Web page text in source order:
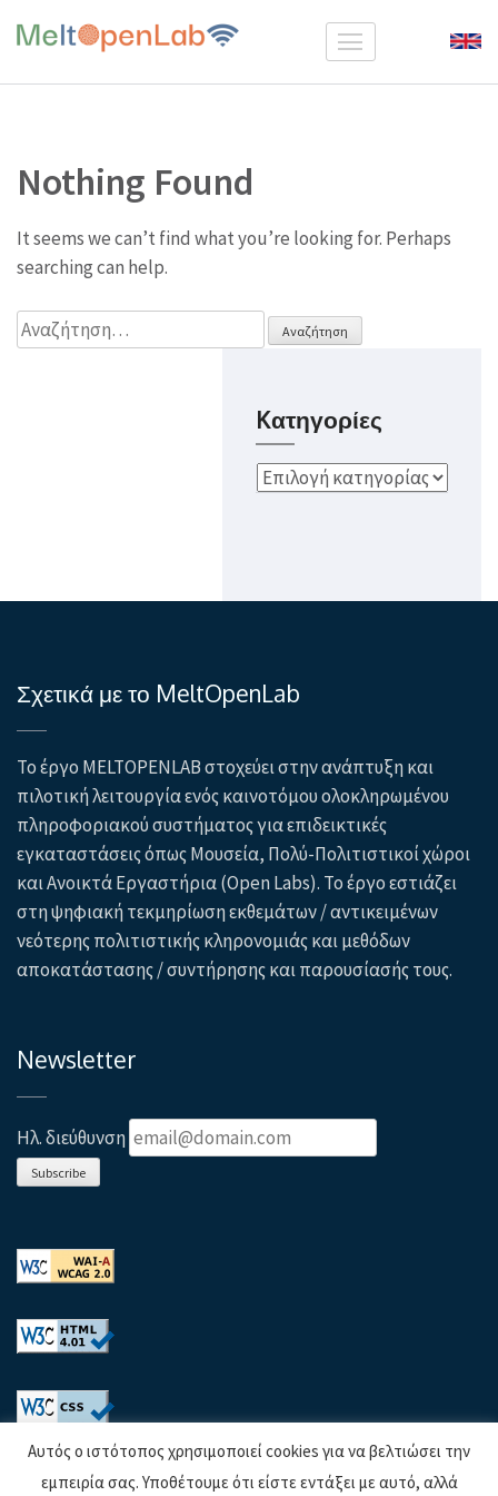
MeltOpenLab
Nothing Found
It seems we can’t find what you’re looking for. Perhaps
searching can help.
Αναζήτηση
για:
Kατηγορίες
Kατηγορίες
Σχετικά με το MeltOpenLab
Το έργο MELTOPENLAB στοχεύει στην ανάπτυξη και
πιλοτική λειτουργία ενός καινοτόμου ολοκληρωμένου
πληροφοριακού συστήματος για επιδεικτικές
εγκαταστάσεις όπως Μουσεία, Πολύ-Πολιτιστικοί χώροι
και Ανοικτά Εργαστήρια (Open Labs). Το έργο εστιάζει
στη ψηφιακή τεκμηρίωση εκθεμάτων / αντικειμένων
νεότερης πολιτιστικής κληρονομιάς και μεθόδων
αποκατάστασης / συντήρησης και παρουσίασής τους.
Newsletter
Ηλ. διεύθυνση
Subscribe
Αυτός ο ιστότοπος χρησιμοποιεί cookies για να βελτιώσει την
εμπειρία σας. Υποθέτουμε ότι είστε εντάξει με αυτό, αλλά